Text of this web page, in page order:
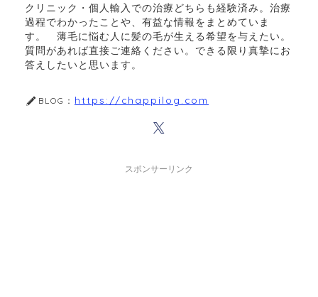
クリニック・個人輸入での治療どちらも経験済み。治療
過程でわかったことや、有益な情報をまとめていま
す。 薄毛に悩む人に髪の毛が生える希望を与えたい。
質問があれば直接ご連絡ください。できる限り真摯にお
答えしたいと思います。
BLOG： https://chappilog.com
スポンサーリンク